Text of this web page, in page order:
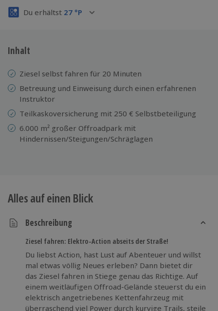
Volle Flexibilität
3 Jahre gültig & verlängerbar.
Du erhältst 27 °P
Inhalt
Ziesel selbst fahren für 20 Minuten
Betreuung und Einweisung durch einen erfahrenen
Instruktor
Teilkaskoversicherung mit 250 € Selbstbeteiligung
6.000 m² großer Offroadpark mit
Hindernissen/Steigungen/Schräglagen
Alles auf einen Blick
Beschreibung
Ziesel fahren: Elektro-Action abseits der Straße!
Du liebst Action, hast Lust auf Abenteuer und willst
mal etwas völlig Neues erleben? Dann bietet dir
das Ziesel fahren in Stiege genau das Richtige. Auf
einem weitläufigen Offroad-Gelände steuerst du ein
elektrisch angetriebenes Kettenfahrzeug mit
überraschend viel Power durch kurvige Trails, steile